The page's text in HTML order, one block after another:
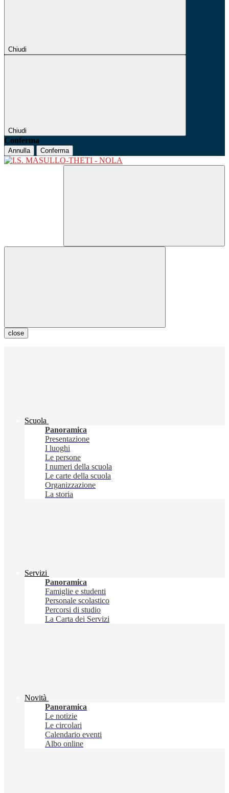
Chiudi
Chiudi
Conferma
Annulla Conferma
close
Scuola
Panoramica
Presentazione
I luoghi
Le persone
I numeri della scuola
Le carte della scuola
Organizzazione
La storia
Servizi
Panoramica
Famiglie e studenti
Personale scolastico
Percorsi di studio
La Carta dei Servizi
Novità
Panoramica
Le notizie
Le circolari
Calendario eventi
Albo online